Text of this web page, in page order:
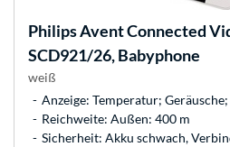
PhilipsAvent Connected
SCD921/26, Babyphone
weiß
Anzeige: Temperatur;
Reichweite: Außen: 400 m
Sicherheit: Akku schwach,